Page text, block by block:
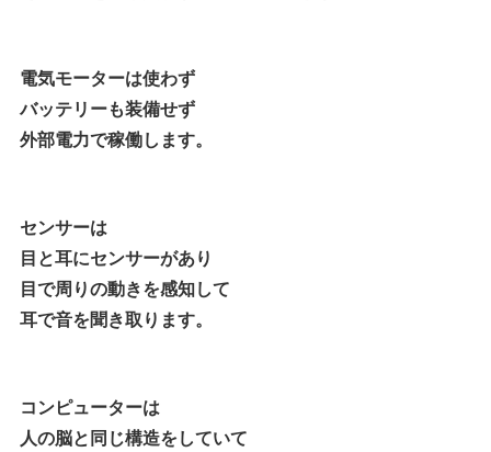
電気モーターは使わず
バッテリーも装備せず
外部電力で稼働します。
センサーは
目と耳にセンサーがあり
目で周りの動きを感知して
耳で音を聞き取ります。
コンピューターは
人の脳と同じ構造をしていて